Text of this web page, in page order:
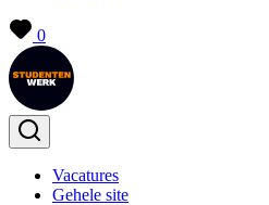
0
Vacatures
Gehele site